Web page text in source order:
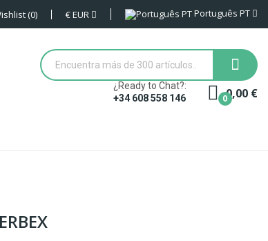
0 €EUR Português PT
¿Ready to Chat?:
+34 608 558 146
0,00 €
0